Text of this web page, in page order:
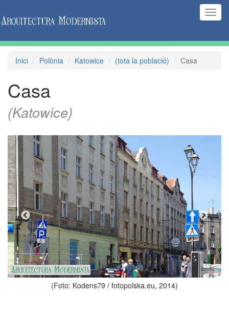
Inici Polònia Katowice (tota la població) Casa
Casa
(Katowice)
Kodens79 / fotopolska.eu, 2014)